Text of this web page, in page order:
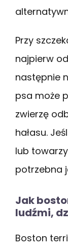
Przy
najpierw
następnie
psa może
zwierzę
hałasu.
lub
potrzebna
Jak
ludźmi,
Boston